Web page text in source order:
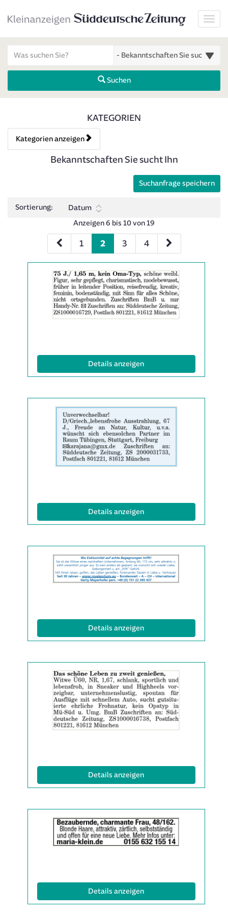
Suchen
Kategorien & Anzeigen
KATEGORIEN
Kategorien anzeigen
Bedienhinweis: Navigieren Sie mit Tab (Shift+Tab zurück).
Rubrik:
Bekanntschaften Sie sucht Ihn
Suchanfrage speichern
Sortierung:
Datum
Anzeigen 6 bis 10 von 19
1 2 3 4
der
Anzeige
2063343
anzeigen
|
Details anzeigen(ID: 2063343)
Anzeige
2063479
anzeigen
|
Info:
Details anzeigen(ID: 2063479)
der
Anzeige
2063508
Details anzeigen(ID: 2063508)
der
Anzeige
2063524
anzeigen
|
Info:
Details anzeigen(ID: 2063524)
der
Anzeige
2063538
Details anzeigen(ID: 2063538)